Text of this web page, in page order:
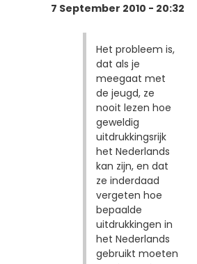
7 September 2010 - 20:32
Het probleem is,
dat als je
meegaat met
de jeugd, ze
nooit lezen hoe
geweldig
uitdrukkingsrijk
het Nederlands
kan zijn, en dat
ze inderdaad
vergeten hoe
bepaalde
uitdrukkingen in
het Nederlands
gebruikt moeten